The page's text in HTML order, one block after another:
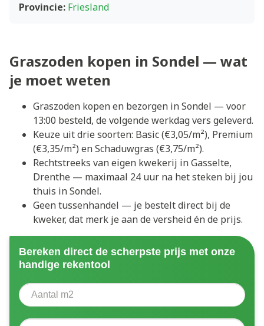
Provincie: Friesland
Graszoden kopen in Sondel — wat
je moet weten
Graszoden kopen en bezorgen in Sondel — voor
13:00 besteld, de volgende werkdag vers geleverd.
Keuze uit drie soorten: Basic (€3,05/m²), Premium
(€3,35/m²) en Schaduwgras (€3,75/m²).
Rechtstreeks van eigen kwekerij in Gasselte,
Drenthe — maximaal 24 uur na het steken bij jou
thuis in Sondel.
Geen tussenhandel — je bestelt direct bij de
kweker, dat merk je aan de versheid én de prijs.
Bereken direct de scherpste prijs met onze
handige rekentool
Aantal vierkante meter
Postcode